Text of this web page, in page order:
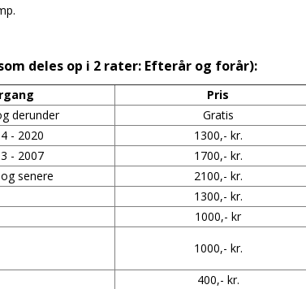
deles op i 2 rater: Efterår og forår):
Pris
derunder
Gratis
- 2020
1300,- kr.
- 2007
1700,- kr.
senere
2100,- kr.
1300,- kr.
1000,- kr
1000,- kr.
400,- kr.